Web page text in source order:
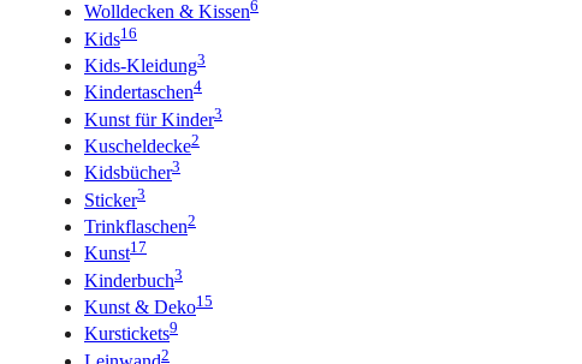
Wolldecken & Kissen6
Kids16
Kids-Kleidung3
Kindertaschen4
Kunst für Kinder3
Kuscheldecke2
Kidsbücher3
Sticker3
Trinkflaschen2
Kunst17
Kinderbuch3
Kunst & Deko15
Kurstickets9
2